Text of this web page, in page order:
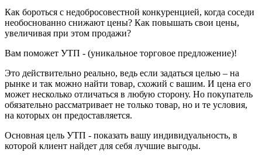
Как бороться с недобросовестной конкуренцией, когда соседи
необоснованно снижают цены? Как повышать свои цены,
увеличивая при этом продажи?
Вам поможет УТП - (уникальное торговое предложение)!
Это действительно реально, ведь если задаться целью – на
рынке и так можно найти товар, схожий с вашим. И цена его
может несколько отличаться в любую сторону. Но покупатель
обязательно рассматривает не только товар, но и те условия,
на которых он предоставляется.
Основная цель УТП - показать вашу индивидуальность, в
которой клиент найдет для себя лучшие выгоды.